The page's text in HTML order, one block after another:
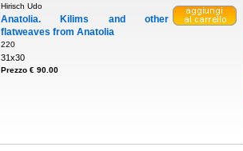
Hirisch Udo
Anatolia. Kilims and other
flatweaves from Anatolia
220
31x30
Prezzo € 90.00